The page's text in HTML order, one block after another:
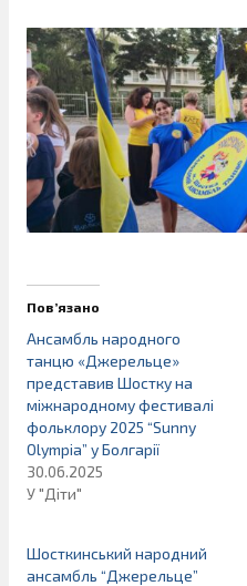
Пов’язано
Ансамбль народного
танцю «Джерельце»
представив Шостку на
міжнародному фестивалі
фольклору 2025 “Sunny
Olympia” у Болгарії
30.06.2025
У "Діти"
Шосткинський народний
ансамбль “Джерельце”